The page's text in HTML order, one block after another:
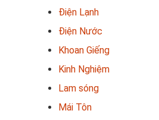
Điện Lạnh
Điện Nước
Khoan Giếng
Kinh Nghiệm
Lam sóng
Mái Tôn